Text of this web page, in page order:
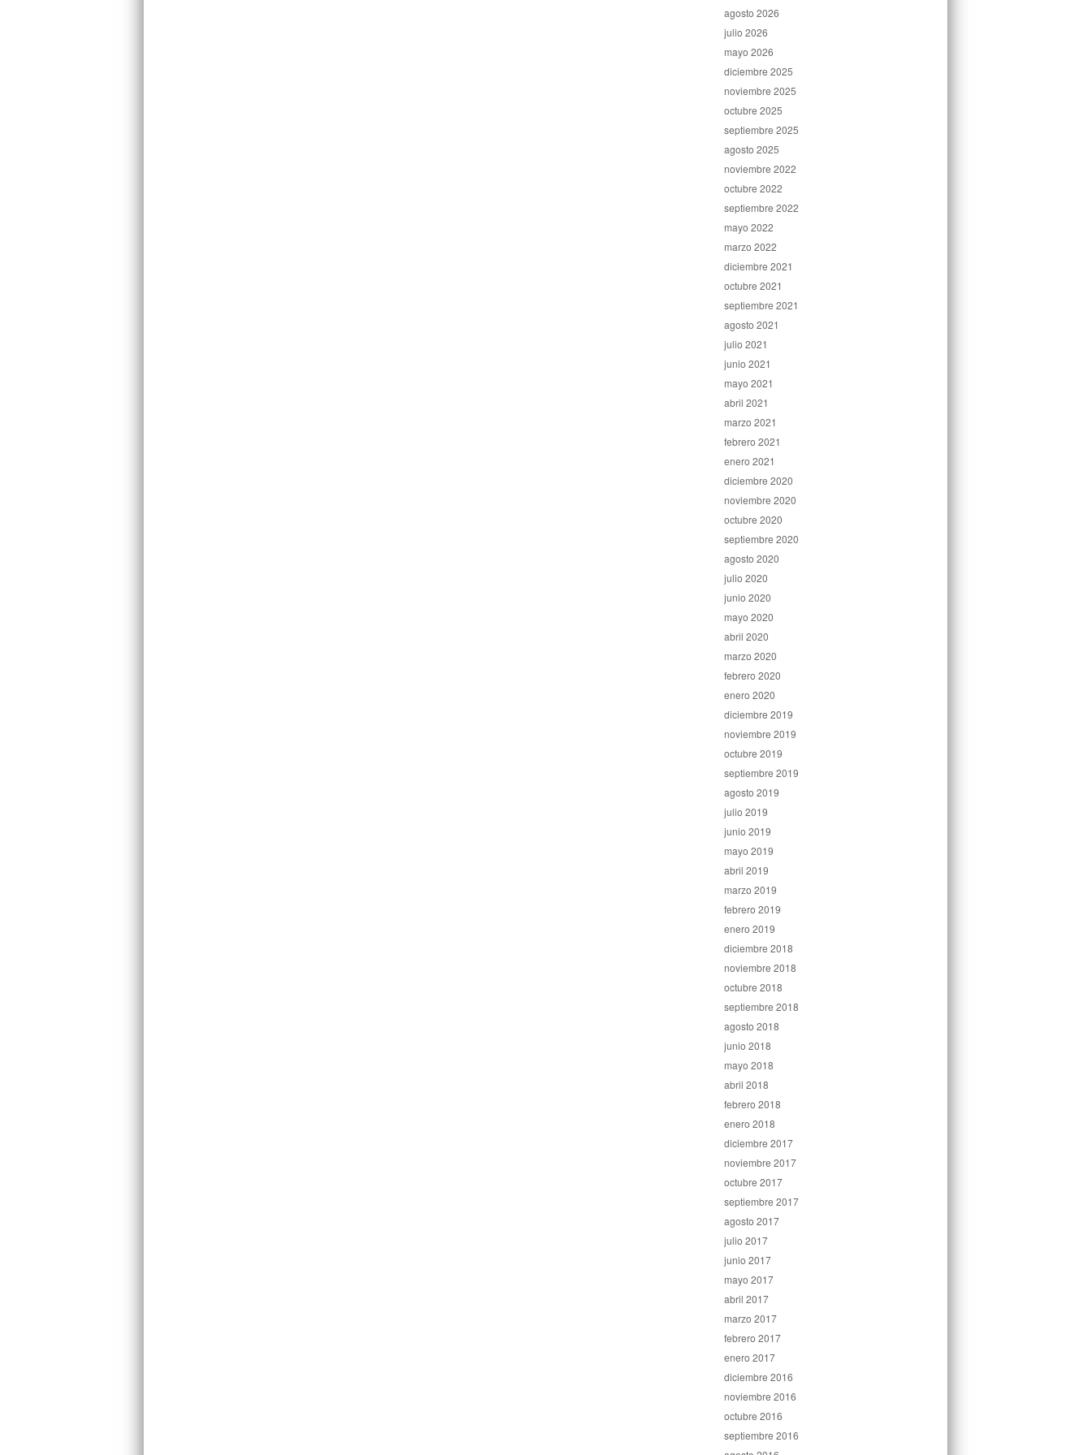
agosto 2026
julio 2026
mayo 2026
diciembre 2025
noviembre 2025
octubre 2025
septiembre 2025
agosto 2025
noviembre 2022
octubre 2022
septiembre 2022
mayo 2022
marzo 2022
diciembre 2021
octubre 2021
septiembre 2021
agosto 2021
julio 2021
junio 2021
mayo 2021
abril 2021
marzo 2021
febrero 2021
enero 2021
diciembre 2020
noviembre 2020
octubre 2020
septiembre 2020
agosto 2020
julio 2020
junio 2020
mayo 2020
abril 2020
marzo 2020
febrero 2020
enero 2020
diciembre 2019
noviembre 2019
octubre 2019
septiembre 2019
agosto 2019
julio 2019
junio 2019
mayo 2019
abril 2019
marzo 2019
febrero 2019
enero 2019
diciembre 2018
noviembre 2018
octubre 2018
septiembre 2018
agosto 2018
junio 2018
mayo 2018
abril 2018
febrero 2018
enero 2018
diciembre 2017
noviembre 2017
octubre 2017
septiembre 2017
agosto 2017
julio 2017
junio 2017
mayo 2017
abril 2017
marzo 2017
febrero 2017
enero 2017
diciembre 2016
noviembre 2016
octubre 2016
septiembre 2016